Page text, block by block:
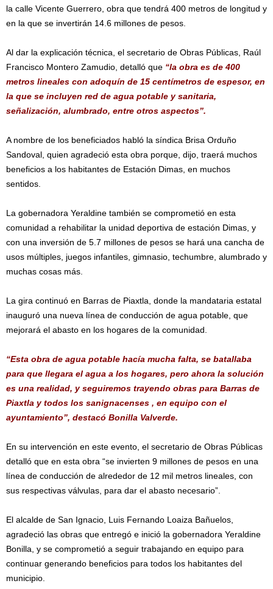
la calle Vicente Guerrero, obra que tendrá 400 metros de longitud y
en la que se invertirán 14.6 millones de pesos.
Al dar la explicación técnica, el secretario de Obras Públicas, Raúl
Francisco Montero Zamudio, detalló que “la obra es de 400
metros lineales con adoquín de 15 centímetros de espesor, en
la que se incluyen red de agua potable y sanitaria,
señalización, alumbrado, entre otros aspectos”.
A nombre de los beneficiados habló la síndica Brisa Orduño
Sandoval, quien agradeció esta obra porque, dijo, traerá muchos
beneficios a los habitantes de Estación Dimas, en muchos
sentidos.
La gobernadora Yeraldine también se comprometió en esta
comunidad a rehabilitar la unidad deportiva de estación Dimas, y
con una inversión de 5.7 millones de pesos se hará una cancha de
usos múltiples, juegos infantiles, gimnasio, techumbre, alumbrado y
muchas cosas más.
La gira continuó en Barras de Piaxtla, donde la mandataria estatal
inauguró una nueva línea de conducción de agua potable, que
mejorará el abasto en los hogares de la comunidad.
“Esta obra de agua potable hacía mucha falta, se batallaba
para que llegara el agua a los hogares, pero ahora la solución
es una realidad, y seguiremos trayendo obras para Barras de
Piaxtla y todos los sanignacenses , en equipo con el
ayuntamiento”, destacó Bonilla Valverde.
En su intervención en este evento, el secretario de Obras Públicas
detalló que en esta obra “se invierten 9 millones de pesos en una
línea de conducción de alrededor de 12 mil metros lineales, con
sus respectivas válvulas, para dar el abasto necesario”.
El alcalde de San Ignacio, Luis Fernando Loaiza Bañuelos,
agradeció las obras que entregó e inició la gobernadora Yeraldine
Bonilla, y se comprometió a seguir trabajando en equipo para
continuar generando beneficios para todos los habitantes del
municipio.